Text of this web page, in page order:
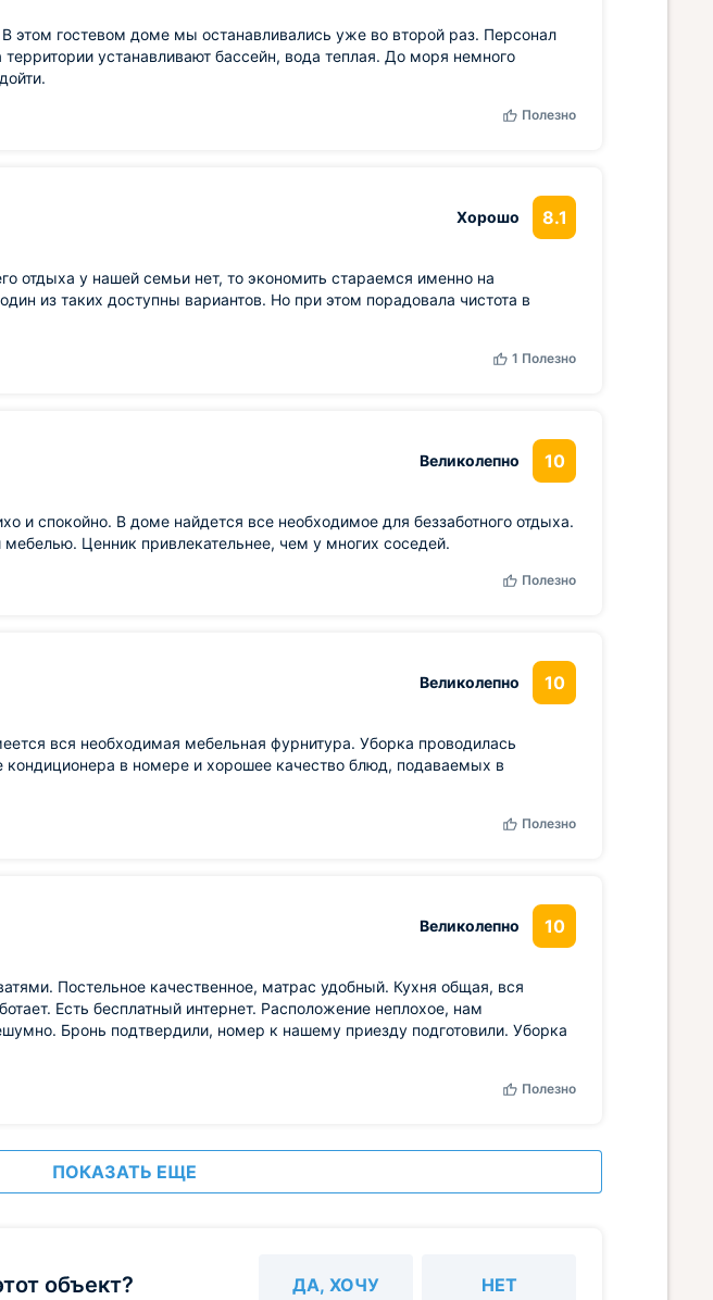
этом гостевом доме мы останавливались уже во второй раз. Персонал
устанавливают бассейн, вода теплая. До моря немного
Полезно
Хорошо 8.1
отдыха у нашей семьи нет, то экономить стараемся именно на
из таких доступны вариантов. Но при этом порадовала чистота в
1 Полезно
Великолепно 10
и спокойно. В доме найдется все необходимое для беззаботного отдыха.
Ценник привлекательнее, чем у многих соседей.
Полезно
Великолепно 10
вся необходимая мебельная фурнитура. Уборка проводилась
в номере и хорошее качество блюд, подаваемых в
Полезно
Великолепно 10
Постельное качественное, матрас удобный. Кухня общая, вся
Есть бесплатный интернет. Расположение неплохое, нам
Бронь подтвердили, номер к нашему приезду подготовили. Уборка
Полезно
ПОКАЗАТЬ ЕЩЕ
объект? ДА, ХОЧУ НЕТ